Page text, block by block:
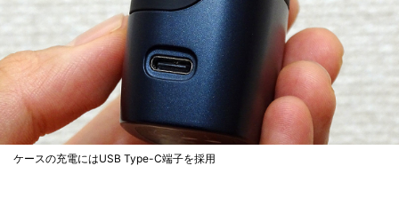
ケースの充電にはUSB Type-C端子を採用